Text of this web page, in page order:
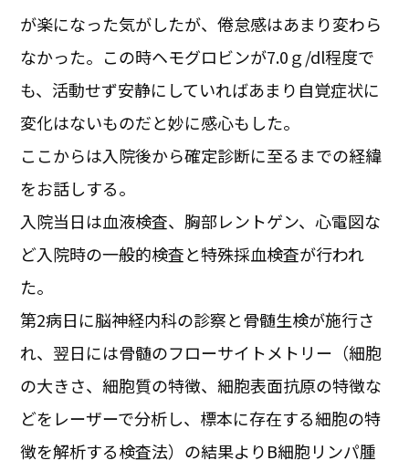
が楽になった気がしたが、倦怠感はあまり変わら
なかった。この時ヘモグロビンが7.0ｇ/dl程度で
も、活動せず安静にしていればあまり自覚症状に
変化はないものだと妙に感心もした。
ここからは入院後から確定診断に至るまでの経緯
をお話しする。
入院当日は血液検査、胸部レントゲン、心電図な
ど入院時の一般的検査と特殊採血検査が行われ
た。
第2病日に脳神経内科の診察と骨髄生検が施行さ
れ、翌日には骨髄のフローサイトメトリー（細胞
の大きさ、細胞質の特徴、細胞表面抗原の特徴な
どをレーザーで分析し、標本に存在する細胞の特
徴を解析する検査法）の結果よりB細胞リンパ腫